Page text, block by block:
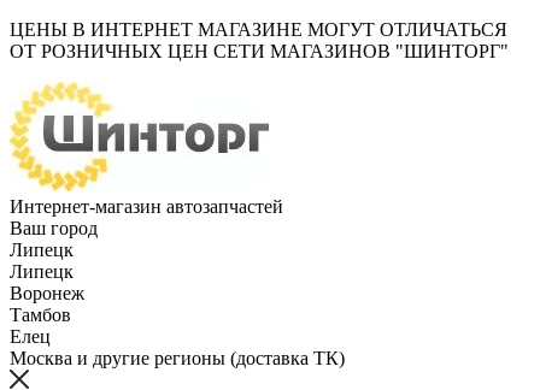
ЦЕНЫ В ИНТЕРНЕТ МАГАЗИНЕ МОГУТ ОТЛИЧАТЬСЯ
ОТ РОЗНИЧНЫХ ЦЕН СЕТИ МАГАЗИНОВ "ШИНТОРГ"
Интернет-магазин автозапчастей
Ваш город
Липецк
Липецк
Воронеж
Тамбов
Елец
Москва и другие регионы (доставка ТК)